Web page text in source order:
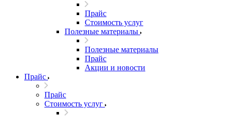
Прайс
Стоимость услуг
Полезные материалы
Полезные материалы
Прайс
Акции и новости
Прайс
Прайс
Стоимость услуг